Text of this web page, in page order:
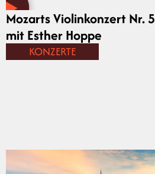
Mozarts Violinkonzert Nr. 5
mit Esther Hoppe
KONZERTE